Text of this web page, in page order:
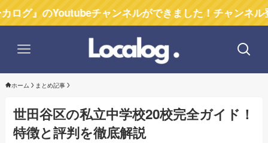
チャンネルができました！チャンネル登録お願
ホーム まとめ記事
世田谷区の私立中学校20校完全ガイド！
特徴と評判を徹底解説